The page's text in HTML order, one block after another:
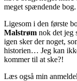
meget spændende bog.
Ligesom i den første
Malstrøm nok det jeg
igen sker der noget,
historien… Jeg kan
kommer til at ske?!
Læs også min